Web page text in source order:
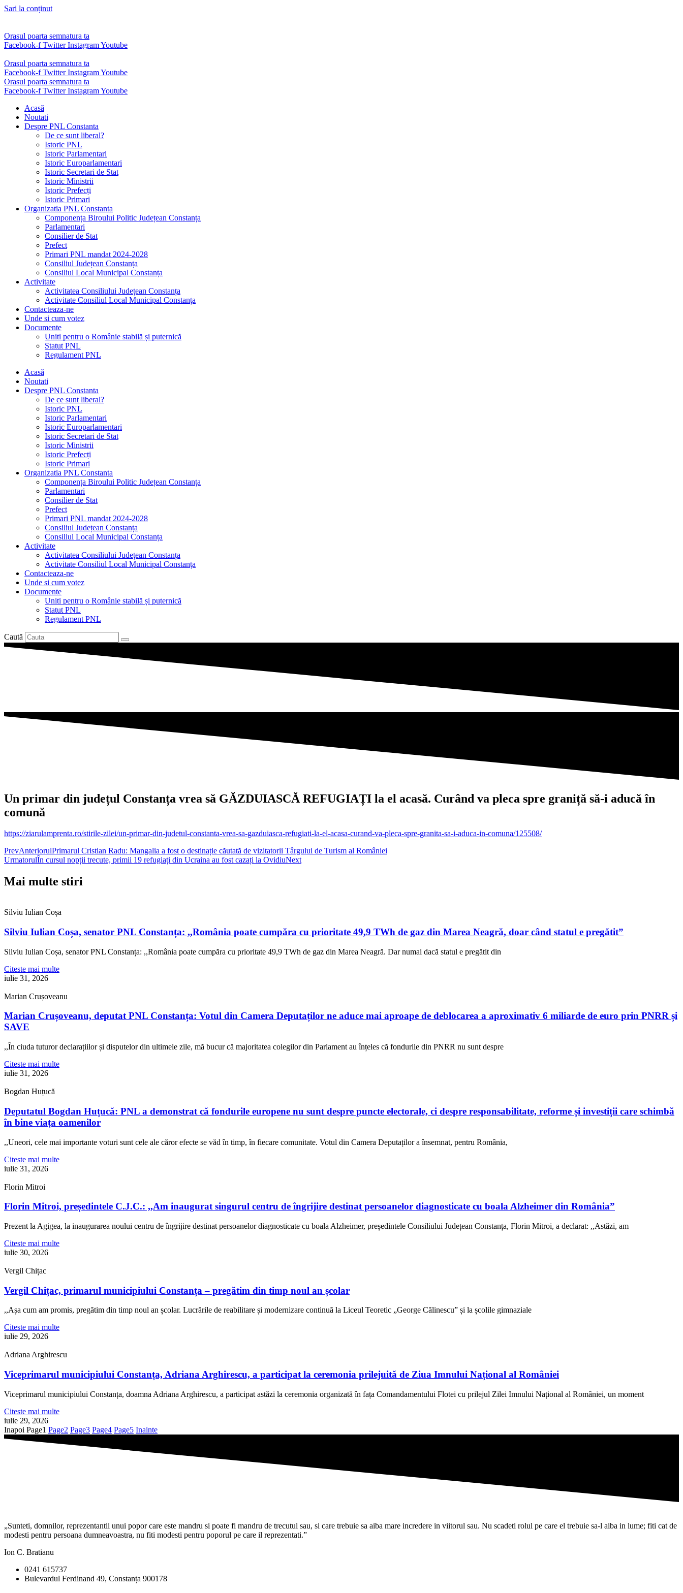
Sari la conținut
Orasul poarta semnatura ta
Facebook-f Twitter InstagramYoutube
Orasul poarta semnatura ta
Facebook-f Twitter InstagramYoutube
Orasul poarta semnatura ta
Facebook-f Twitter InstagramYoutube
Acasă
Noutati
Despre PNL Constanta
De ce sunt liberal?
Istoric PNL
Istoric Parlamentari
Istoric Europarlamentari
Istoric Secretari de Stat
Istoric Ministrii
Istoric Prefecți
Istoric Primari
Organizatia PNL Constanta
Componența Biroului Politic Județean Constanța
Parlamentari
Consilier de Stat
Prefect
Primari PNL mandat 2024-2028
Consiliul Județean Constanța
Consiliul Local Municipal Constanța
Activitate
Activitatea Consiliului Județean Constanța
Activitate Consiliul Local Municipal Constanța
Contacteaza-ne
Unde si cum votez
Documente
Uniti pentru o Românie stabilă și puternică
Statut PNL
Regulament PNL
Acasă
Noutati
Despre PNL Constanta
De ce sunt liberal?
Istoric PNL
Istoric Parlamentari
Istoric Europarlamentari
Istoric Secretari de Stat
Istoric Ministrii
Istoric Prefecți
Istoric Primari
Organizatia PNL Constanta
Componența Biroului Politic Județean Constanța
Parlamentari
Consilier de Stat
Prefect
Primari PNL mandat 2024-2028
Consiliul Județean Constanța
Consiliul Local Municipal Constanța
Activitate
Activitatea Consiliului Județean Constanța
Activitate Consiliul Local Municipal Constanța
Contacteaza-ne
Unde si cum votez
Documente
Uniti pentru o Românie stabilă și puternică
Statut PNL
Regulament PNL
Caută
Un primar din județul Constanța vrea să GĂZDUIASCĂ REFUGIAȚI la el acasă. Curând va pleca spre graniță să-i aducă în
comună
https://ziarulamprenta.ro/stirile-zilei/un-primar-din-judetul-constanta-vrea-sa-gazduiasca-refugiati-la-el-acasa-curand-va-pleca-spre-granita-sa-i-aduca-in-comuna/125508/
PrevAnteriorulPrimarul Cristian Radu: Mangalia a fost o destinație căutată de vizitatorii Târgului de Turism al României
UrmatorulÎn cursul nopții trecute, primii 19 refugiați din Ucraina au fost cazați la OvidiuNext
Mai multe stiri
Silviu Iulian Coșa
Silviu Iulian Coșa, senator PNL Constanța: ,,România poate cumpăra cu prioritate 49,9 TWh de gaz din Marea Neagră, doar când statul e pregătit”
Silviu Iulian Coșa, senator PNL Constanța: ,,România poate cumpăra cu prioritate 49,9 TWh de gaz din Marea Neagră. Dar numai dacă statul e pregătit din
Citeste mai multe
iulie 31, 2026
Marian Crușoveanu
Marian Crușoveanu, deputat PNL Constanța: Votul din Camera Deputaților ne aduce mai aproape de deblocarea a aproximativ 6 miliarde de euro prin PNRR și
SAVE
,,În ciuda tuturor declarațiilor și disputelor din ultimele zile, mă bucur că majoritatea colegilor din Parlament au înțeles că fondurile din PNRR nu sunt despre
Citeste mai multe
iulie 31, 2026
Bogdan Huțucă
Deputatul Bogdan Huțucă: PNL a demonstrat că fondurile europene nu sunt despre puncte electorale, ci despre responsabilitate, reforme și investiții care schimbă
în bine viața oamenilor
,,Uneori, cele mai importante voturi sunt cele ale căror efecte se văd în timp, în fiecare comunitate. Votul din Camera Deputaților a însemnat, pentru România,
Citeste mai multe
iulie 31, 2026
Florin Mitroi
Florin Mitroi, președintele C.J.C.: ,,Am inaugurat singurul centru de îngrijire destinat persoanelor diagnosticate cu boala Alzheimer din România”
Prezent la Agigea, la inaugurarea noului centru de îngrijire destinat persoanelor diagnosticate cu boala Alzheimer, președintele Consiliului Județean Constanța, Florin Mitroi, a declarat: ,,Astăzi, am
Citeste mai multe
iulie 30, 2026
Vergil Chițac
Vergil Chițac, primarul municipiului Constanța – pregătim din timp noul an școlar
,,Așa cum am promis, pregătim din timp noul an școlar. Lucrările de reabilitare și modernizare continuă la Liceul Teoretic „George Călinescu” și la școlile gimnaziale
Citeste mai multe
iulie 29, 2026
Adriana Arghirescu
Viceprimarul municipiului Constanța, Adriana Arghirescu, a participat la ceremonia prilejuită de Ziua Imnului Național al României
Viceprimarul municipiului Constanța, doamna Adriana Arghirescu, a participat astăzi la ceremonia organizată în fața Comandamentului Flotei cu prilejul Zilei Imnului Național al României, un moment
Citeste mai multe
iulie 29, 2026
Inapoi Page1 Page2 Page3 Page4 Page5 Inainte
„Sunteti, domnilor, reprezentantii unui popor care este mandru si poate fi mandru de trecutul sau, si care trebuie sa aiba mare incredere in viitorul sau. Nu scadeti rolul pe care el trebuie sa-l aiba in lume; fiti cat de
modesti pentru persoana dumneavoastra, nu fiti modesti pentru poporul pe care il reprezentati.”
Ion C. Bratianu
0241 615737
Bulevardul Ferdinand 49, Constanța 900178